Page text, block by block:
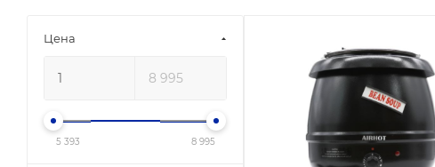
Цена
5 393 8 995